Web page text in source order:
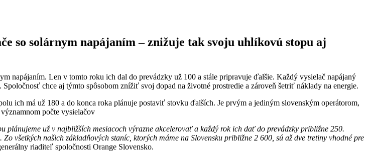
so solárnym napájaním – znižuje tak svoju uhlíkovú stopu aj
napájaním. Len v tomto roku ich dal do prevádzky už 100 a stále pripravuje ďalšie. Každý vysielač napájaný
chce aj týmto spôsobom znížiť svoj dopad na životné prostredie a zároveň šetriť náklady na energie.
ich má už 180 a do konca roka plánuje postaviť stovku ďalších. Je prvým a jediným slovenským operátorom,
počte vysielačov
plánujeme už v najbližších mesiacoch výrazne akcelerovať a každý rok ich dať do prevádzky približne 250.
všetkých našich základňových staníc, ktorých máme na Slovensku približne 2 600, sú až dve tretiny vhodné pre
riaditeľ spoločnosti Orange Slovensko.